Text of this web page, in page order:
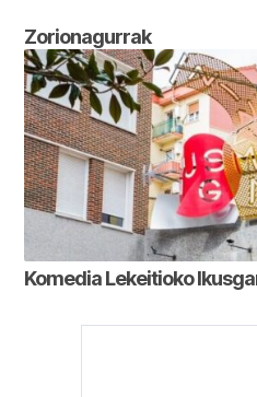
Zorionagurrak
Komedia Lekeitioko